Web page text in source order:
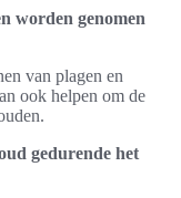
worden genomen
van plagen en
ook helpen om de
gedurende het